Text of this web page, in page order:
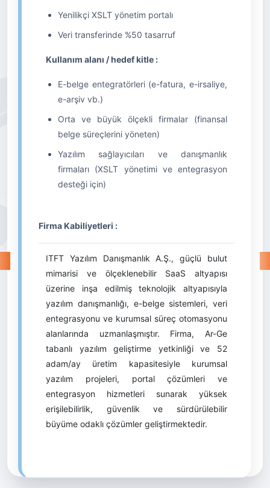
Yenilikçi XSLT yönetim portalı
Veri transferinde %50 tasarruf
Kullanım alanı / hedef kitle :
E-belge entegratörleri (e-fatura, e-irsaliye,
e-arşiv vb.)
Orta ve büyük ölçekli firmalar (finansal
belge süreçlerini yöneten)
Yazılım sağlayıcıları ve danışmanlık
firmaları (XSLT yönetimi ve entegrasyon
desteği için)
Firma Kabiliyetleri :
ITFT Yazılım Danışmanlık A.Ş., güçlü bulut
mimarisi ve ölçeklenebilir SaaS altyapısı
üzerine inşa edilmiş teknolojik altyapısıyla
yazılım danışmanlığı, e-belge sistemleri, veri
entegrasyonu ve kurumsal süreç otomasyonu
alanlarında uzmanlaşmıştır. Firma, Ar-Ge
tabanlı yazılım geliştirme yetkinliği ve 52
adam/ay üretim kapasitesiyle kurumsal
yazılım projeleri, portal çözümleri ve
entegrasyon hizmetleri sunarak yüksek
erişilebilirlik, güvenlik ve sürdürülebilir
büyüme odaklı çözümler geliştirmektedir.